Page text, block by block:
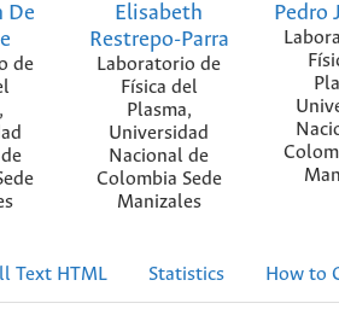
De
de
Elisabeth
Restrepo-Parra
Laboratorio de
Física del
Plasma,
Universidad
Nacional de
Colombia Sede
Manizales
Pedro
Text HTML Statistics How to